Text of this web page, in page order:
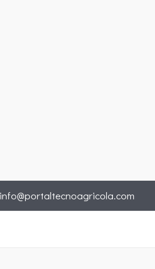
info@portaltecnoagricola.com